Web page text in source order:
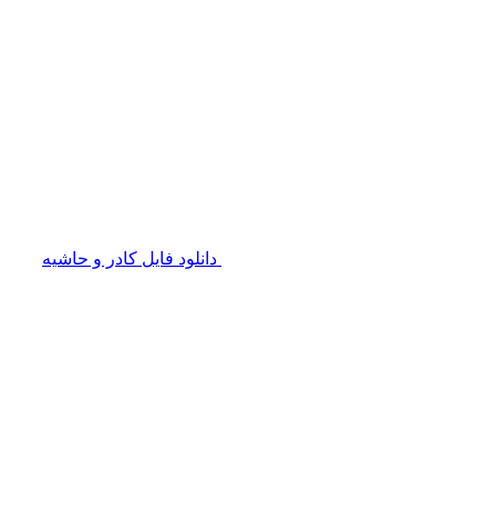
دانلود فایل کادر و حاشیه